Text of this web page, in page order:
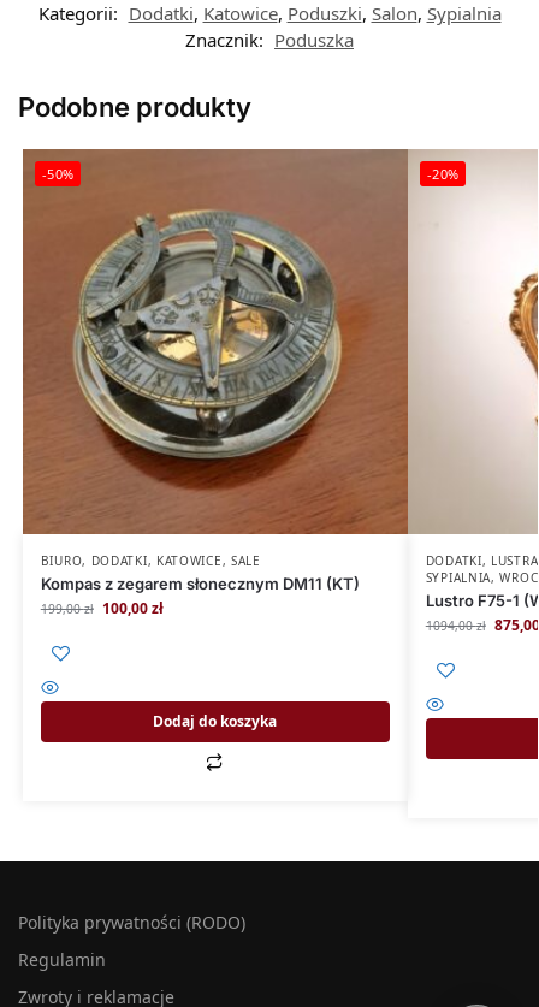
Kategorii: Dodatki, Katowice, Poduszki, Salon, Sypialnia
Znacznik: Poduszka
Podobne produkty
-50%
BIURO, DODATKI, KATOWICE, SALE
Kompas z zegarem słonecznym DM11 (KT)
199,00zł 100,00zł
Dodaj do koszyka
-20%
DODATKI, LUSTRA
SYPIALNIA,
Lustro F75-1
1094,00zł
Polityka prywatności (RODO)
Regulamin
Zwroty i reklamacje